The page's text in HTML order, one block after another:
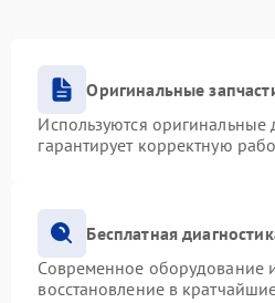
Оригинальные
Используются
гарантирует корректную
Бесплатная
Современное оборудование
восстановление в